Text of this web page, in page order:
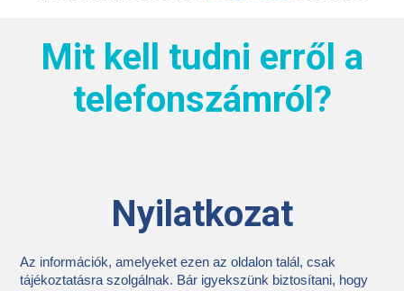
Mit kell tudni erről a
telefonszámról?
Nyilatkozat
Az információk, amelyeket ezen az oldalon talál, csak
tájékoztatásra szolgálnak. Bár igyekszünk biztosítani, hogy